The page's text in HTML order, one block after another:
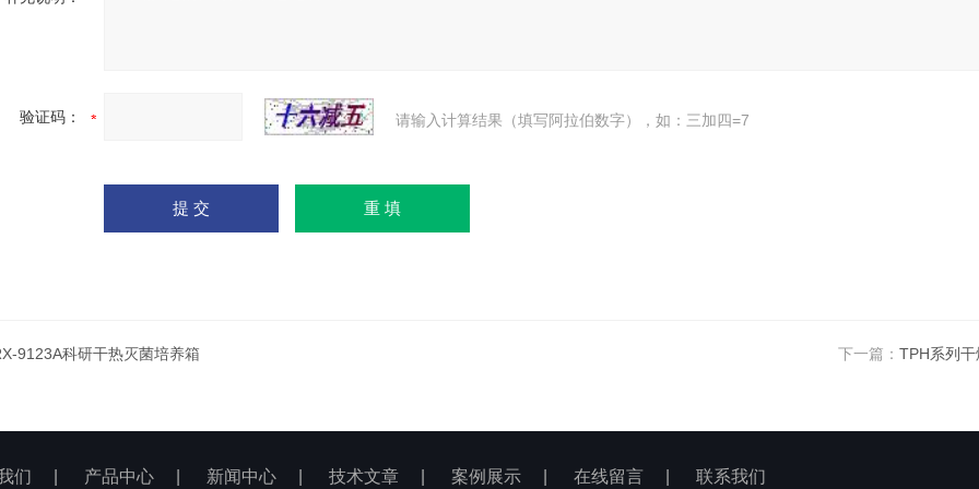
验证码： 请输入计算结果（填写阿拉伯数字），如：三加四=7
9123A科研干热灭菌培养箱 下一篇： TPH系列
们 产品中心 新闻中心 技术文章 案例展示 在线留言 联系我们